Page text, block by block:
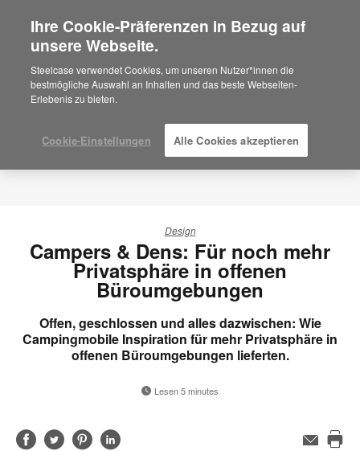
Are you in United States?
Would you like to see Products we sell in
your region?
Americas
Español
Design
Campers & Dens: Für noch mehr
Privatsphäre in offenen
Büroumgebungen
Offen, geschlossen und alles dazwischen: Wie
Campingmobile Inspiration für mehr Privatsphäre in
offenen Büroumgebungen lieferten.
Lesen 5 minutes
AufAufAufAuf
E-
Ihre Cookie-Präferenzen in Bezug auf
unsere Webseite.
Steelcase verwendet Cookies, um unseren Nutzer*innen die
bestmögliche Auswahl an Inhalten und das beste Webseiten-
Erlebenis zu bieten.
Cookie-Einstellungen Alle Cookies akzeptieren